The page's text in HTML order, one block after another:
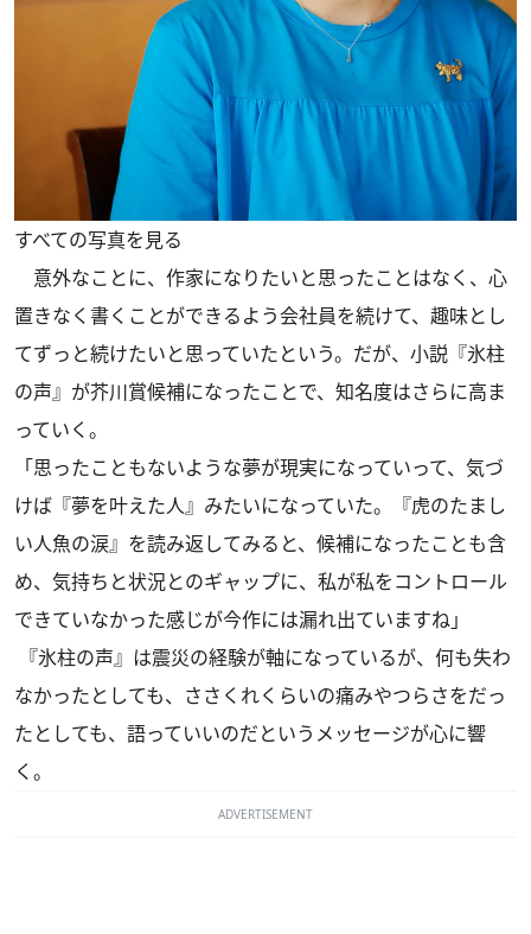
すべての写真を見る
意外なことに、作家になりたいと思ったことはなく、心
置きなく書くことができるよう会社員を続けて、趣味とし
てずっと続けたいと思っていたという。だが、小説『氷柱
の声』が芥川賞候補になったことで、知名度はさらに高ま
っていく。
「思ったこともないような夢が現実になっていって、気づ
けば『夢を叶えた人』みたいになっていた。『虎のたまし
い人魚の涙』を読み返してみると、候補になったことも含
め、気持ちと状況とのギャップに、私が私をコントロール
できていなかった感じが今作には漏れ出ていますね」
『氷柱の声』は震災の経験が軸になっているが、何も失わ
なかったとしても、ささくれくらいの痛みやつらさをだっ
たとしても、語っていいのだというメッセージが心に響
く。
ADVERTISEMENT